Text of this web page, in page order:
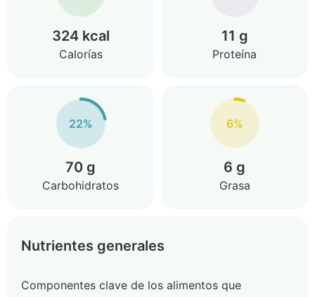
324 kcal
Calorías
11 g
Proteína
22%
70 g
Carbohidratos
6%
6 g
Grasa
Nutrientes generales
Componentes clave de los alimentos que